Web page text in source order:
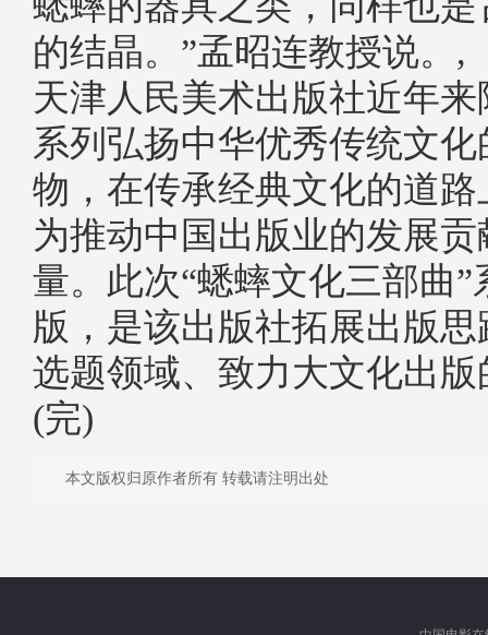
的结晶。”孟昭连教授说
天津人民美术出版社近年
系列弘扬中华优秀传统文
物，在传承经典文化的道
为推动中国出版业的发展
量。此次“蟋蟀文化三部曲
版，是该出版社拓展出版
选题领域、致力大文化出
(完)
本文版权归原作者所有 转载请注明出处